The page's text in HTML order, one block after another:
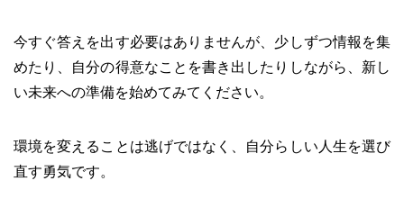
今すぐ答えを出す必要はありませんが、少しずつ情報を集
めたり、自分の得意なことを書き出したりしながら、新し
い未来への準備を始めてみてください。
環境を変えることは逃げではなく、自分らしい人生を選び
直す勇気です。